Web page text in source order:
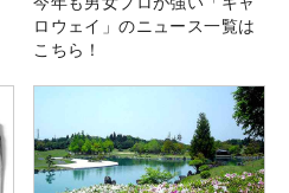
ロウェイ」のニュース一覧は
こちら！